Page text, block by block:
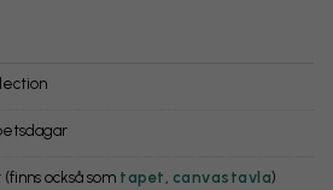
(finns också som tapet canvastavla)